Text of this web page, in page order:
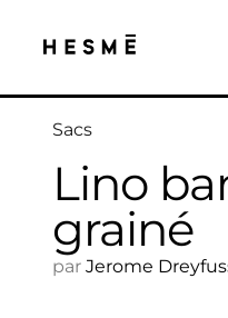
Sacs
Lino
grainé
par Jerome